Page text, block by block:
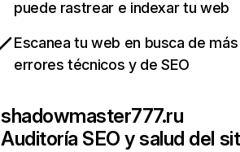
puede rastrear e indexar tu web
Escanea tu web en busca de
errores técnicos y de SEO
shadowmaster777.ru
Auditoría SEO y salud del